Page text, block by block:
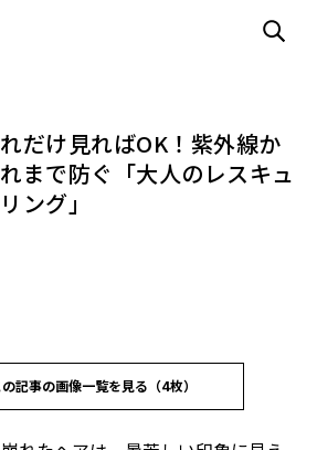
だけ見ればOK！紫外線か
まで防ぐ「大人のレスキュ
ング」
の記事の画像一覧を見る（4枚）